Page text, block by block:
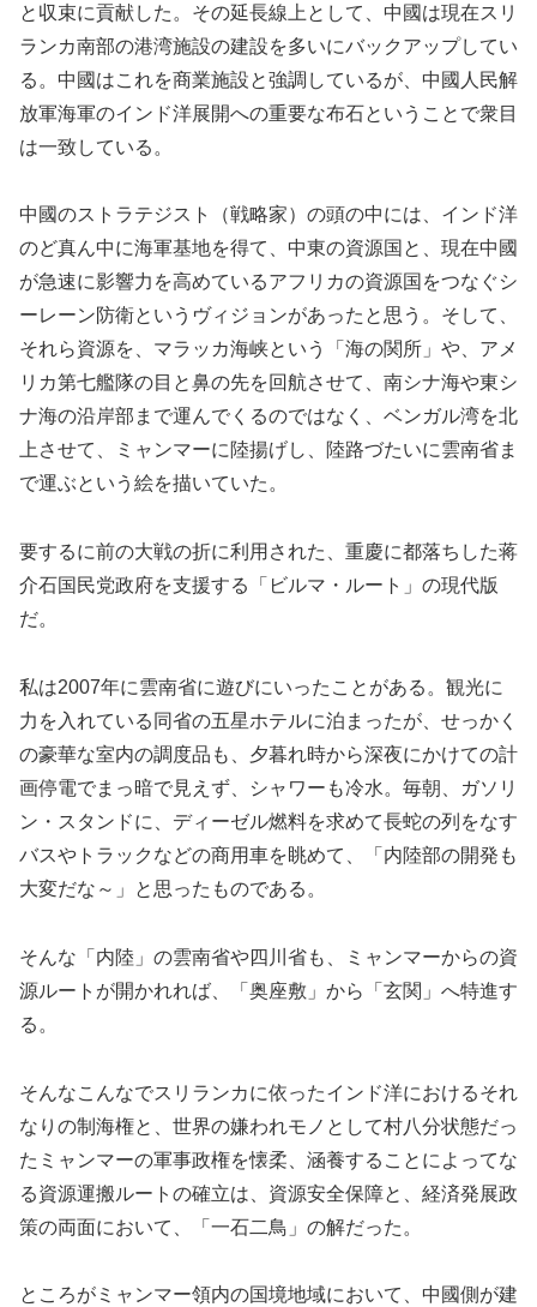
と収束に貢献した。その延長線上として、中國は現在スリ
ランカ南部の港湾施設の建設を多いにバックアップしてい
る。中國はこれを商業施設と強調しているが、中國人民解
放軍海軍のインド洋展開への重要な布石ということで衆目
は一致している。
中國のストラテジスト（戦略家）の頭の中には、インド洋
のど真ん中に海軍基地を得て、中東の資源国と、現在中國
が急速に影響力を高めているアフリカの資源国をつなぐシ
ーレーン防衛というヴィジョンがあったと思う。そして、
それら資源を、マラッカ海峡という「海の関所」や、アメ
リカ第七艦隊の目と鼻の先を回航させて、南シナ海や東シ
ナ海の沿岸部まで運んでくるのではなく、ベンガル湾を北
上させて、ミャンマーに陸揚げし、陸路づたいに雲南省ま
で運ぶという絵を描いていた。
要するに前の大戦の折に利用された、重慶に都落ちした蒋
介石国民党政府を支援する「ビルマ・ルート」の現代版
だ。
私は2007年に雲南省に遊びにいったことがある。観光に
力を入れている同省の五星ホテルに泊まったが、せっかく
の豪華な室内の調度品も、夕暮れ時から深夜にかけての計
画停電でまっ暗で見えず、シャワーも冷水。毎朝、ガソリ
ン・スタンドに、ディーゼル燃料を求めて長蛇の列をなす
バスやトラックなどの商用車を眺めて、「内陸部の開発も
大変だな～」と思ったものである。
そんな「内陸」の雲南省や四川省も、ミャンマーからの資
源ルートが開かれれば、「奥座敷」から「玄関」へ特進す
る。
そんなこんなでスリランカに依ったインド洋におけるそれ
なりの制海権と、世界の嫌われモノとして村八分状態だっ
たミャンマーの軍事政権を懐柔、涵養することによってな
る資源運搬ルートの確立は、資源安全保障と、経済発展政
策の両面において、「一石二鳥」の解だった。
ところがミャンマー領内の国境地域において、中國側が建